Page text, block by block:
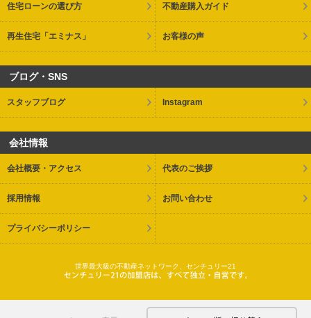
住宅ローンの選び方 不動産購入ガイド
再生住宅「エミナス」 お客様の声
ブログ・SNS
スタッフブログ Instagram
会社情報
会社概要・アクセス 代表のご挨拶
採用情報 お問い合わせ
プライバシーポリシー
世界最大級の不動産ネットワーク、センチュリー21